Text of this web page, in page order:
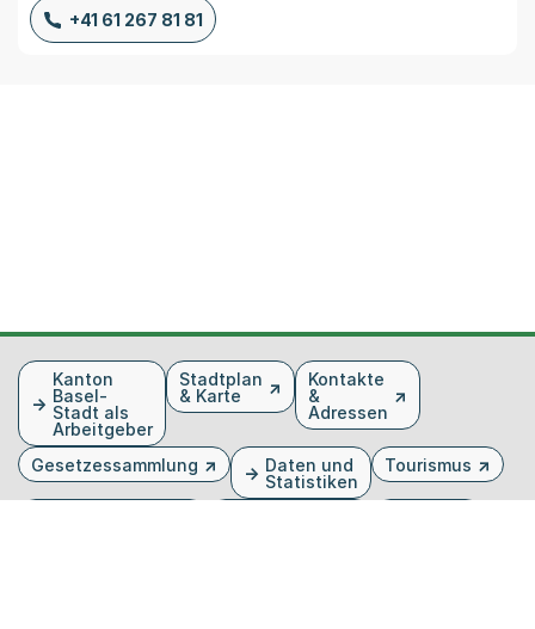
+41 61 267 81 81
FusszeileKanton
Basel-
Stadt als
Arbeitgeber
Stadtplan
& Karte
Kontakte
&
Adressen
Gesetzessammlung
Daten und
Statistiken
Tourismus